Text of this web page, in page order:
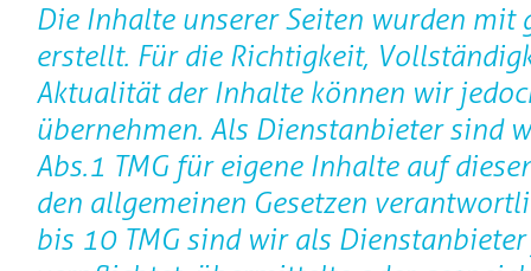
Die Inhalte unserer Seiten wurden mit
erstellt. Für die Richtigkeit,
Aktualität der Inhalte können wir
übernehmen. Als Dienstanbieter sind
Abs.1 TMG für eigene Inhalte auf
den allgemeinen Gesetzen
bis 10 TMG sind wir als